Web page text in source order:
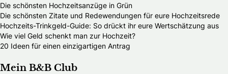
Die schönsten Hochzeitsanzüge in Grün
Die schönsten Zitate und Redewendungen für eure Hochzeitsrede
Hochzeits-Trinkgeld-Guide: So drückt ihr eure Wertschätzung aus
Wie viel Geld schenkt man zur Hochzeit?
20 Ideen für einen einzigartigen Antrag
Mein B&B Club